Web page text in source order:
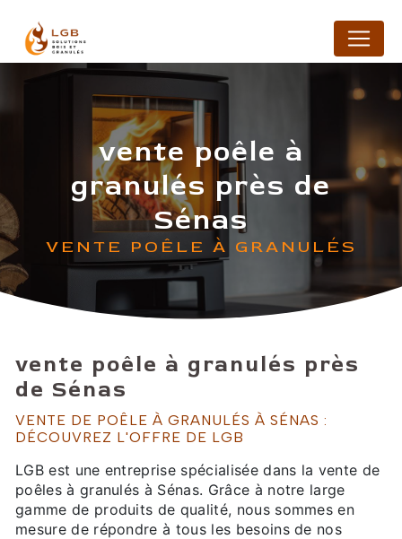
vente poêle à
granulés près de
Sénas
VENTE POÊLE À GRANULÉS
vente poêle à granulés près
de Sénas
VENTE DE POÊLE À GRANULÉS À SÉNAS :
DÉCOUVREZ L'OFFRE DE LGB
LGB est une entreprise spécialisée dans la vente de
poêles à granulés à Sénas. Grâce à notre large
gamme de produits de qualité, nous sommes en
mesure de répondre à tous les besoins de nos